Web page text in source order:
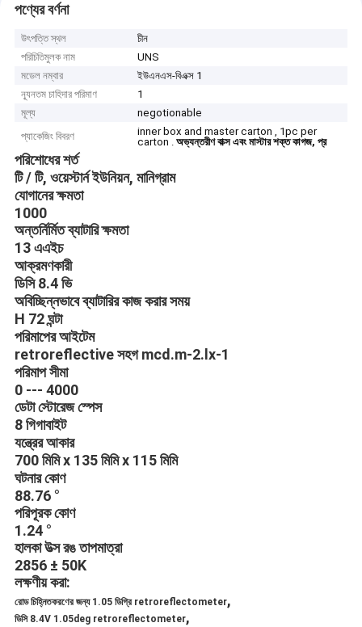
পণ্যের বর্ণনা
উৎপত্তি স্থল
চীন
পরিচিতিমুলক নাম
UNS
মডেল নম্বার
ইউএনএস-বিএক্স 1
ন্যূনতম চাহিদার পরিমাণ
1
মূল্য
negotionable
প্যাকেজিং বিবরণ
inner box and master carton , 1pc per
carton . অভ্যন্তরীণ বাক্স এবং মাস্টার শক্ত কাগজ, প্র
পরিশোধের শর্ত
টি / টি, ওয়েস্টার্ন ইউনিয়ন, মানিগ্রাম
যোগানের ক্ষমতা
1000
অন্তর্নির্মিত ব্যাটারি ক্ষমতা
13 এএইচ
আক্রমণকারী
ডিসি 8.4 ভি
অবিচ্ছিন্নভাবে ব্যাটারির কাজ করার সময়
H 72 ঘন্টা
পরিমাপের আইটেম
retroreflective সহগ mcd.m-2.lx-1
পরিমাপ সীমা
0 --- 4000
ডেটা স্টোরেজ স্পেস
8 গিগাবাইট
যন্ত্রের আকার
700 মিমি x 135 মিমি x 115 মিমি
ঘটনার কোণ
88.76 °
পরিপূরক কোণ
1.24 °
হালকা উত্স রঙ তাপমাত্রা
2856 ± 50K
লক্ষণীয় করা:
রোড চিহ্নিতকরণের জন্য 1.05 ডিগ্রি retroreflectometer,
ডিসি 8.4V 1.05deg retroreflectometer,